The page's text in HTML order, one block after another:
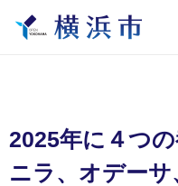
2025年に４つ
ニラ、オデー